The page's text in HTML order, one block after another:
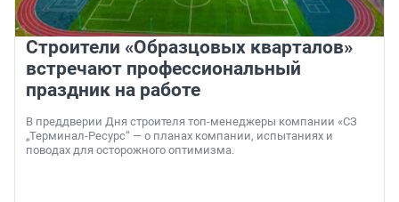
Строители «Образцовых кварталов»
встречают профессиональный
праздник на работе
В преддверии Дня строителя топ-менеджеры компании «СЗ
„Терминал-Ресурс“ — о планах компании, испытаниях и
поводах для осторожного оптимизма.